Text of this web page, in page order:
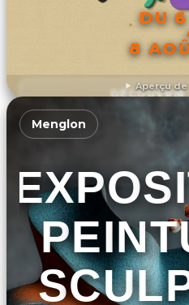
Aperçu
DU
8
DÉCOUVRIR
Menglon